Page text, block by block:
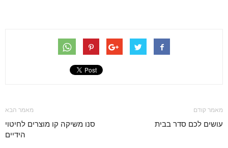
מאמר קודם
עושים לכם סדר בבית
מאמר הבא
סנו משיקה קו מוצרים לחיטוי
הידיים